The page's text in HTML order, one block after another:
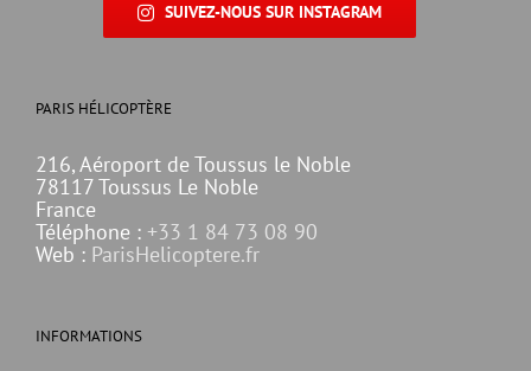
SUIVEZ-NOUS SUR INSTAGRAM
PARIS HÉLICOPTÈRE
216, Aéroport de Toussus le Noble
78117 Toussus Le Noble
France
Téléphone : +33 1 84 73 08 90
Web : ParisHelicoptere.fr
INFORMATIONS